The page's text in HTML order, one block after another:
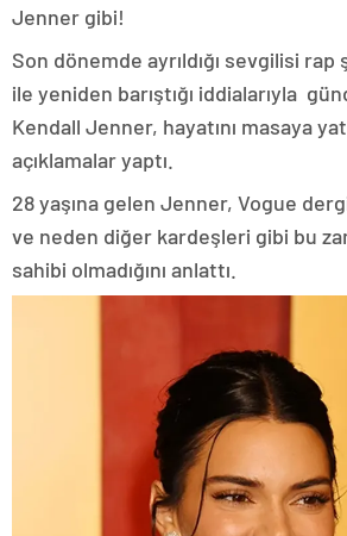
Jenner gibi!
Son dönemde ayrıldığı sevgilisi rap
ile yeniden barıştığı iddialarıyla
Kendall Jenner, hayatını masaya
açıklamalar yaptı.
28 yaşına gelen Jenner, Vogue
ve neden diğer kardeşleri gibi bu
sahibi olmadığını anlattı.